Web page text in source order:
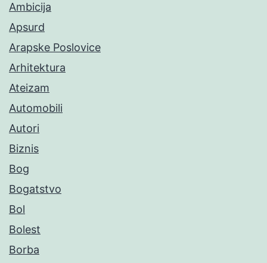
Ambicija
Apsurd
Arapske Poslovice
Arhitektura
Ateizam
Automobili
Autori
Biznis
Bog
Bogatstvo
Bol
Bolest
Borba